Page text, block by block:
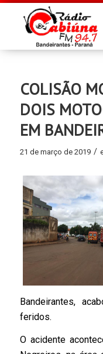
COLISÃO
DOIS
EM
21 de março de 2019 /
Bandeirantes,
feridos.
O acidente